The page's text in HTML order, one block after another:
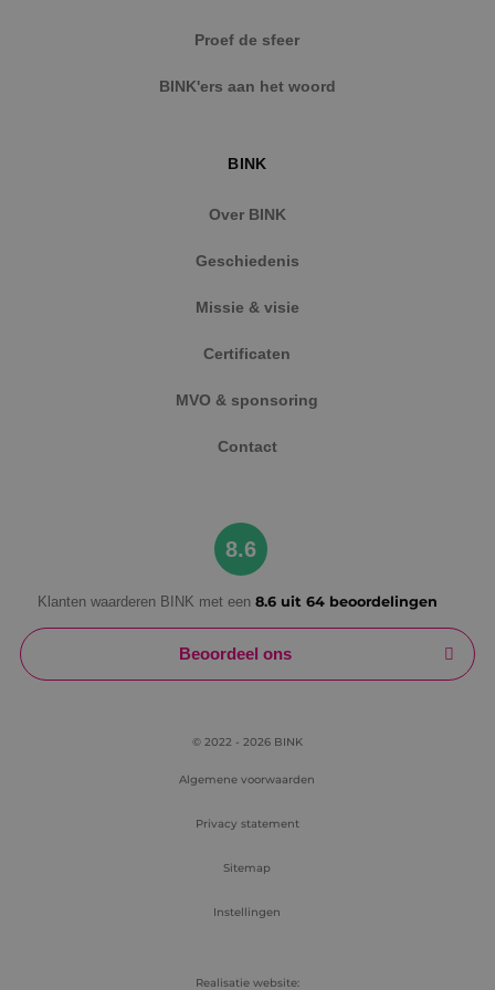
Proef de sfeer
BINK'ers aan het woord
BINK
Over BINK
Geschiedenis
Missie & visie
Certificaten
MVO & sponsoring
Contact
8.6
Klanten waarderen BINK met een 8.6 uit 64 beoordelingen
Beoordeel ons
© 2022 - 2026 BINK
Algemene voorwaarden
Privacy statement
Sitemap
Instellingen
Realisatie website:
Strikt noodzakelijke cookies maken de
website kan niet goed worden gebruikt zonder de
weken